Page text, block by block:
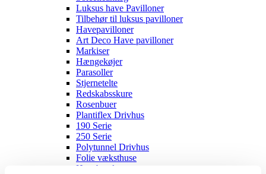
Luksus have Pavilloner
Tilbehør til luksus pavilloner
Havepavilloner
Art Deco Have pavilloner
Markiser
Hængekøjer
Parasoller
Stjernetelte
Redskabsskure
Rosenbuer
Plantiflex Drivhus
190 Serie
250 Serie
Polytunnel Drivhus
Folie væksthuse
Havebænke